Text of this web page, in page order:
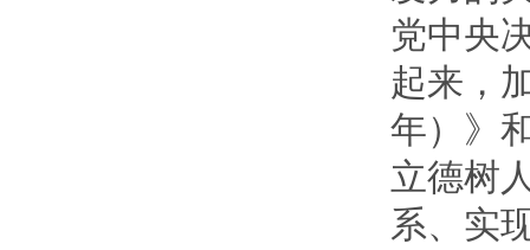
党中央
起来，
年）》
立德树
系、实